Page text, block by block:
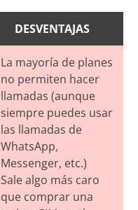
DESVENTAJAS
La mayoría de planes
no permiten hacer
llamadas (aunque
siempre puedes usar
las llamadas de
WhatsApp,
Messenger, etc.)
Sale algo más caro
que comprar una